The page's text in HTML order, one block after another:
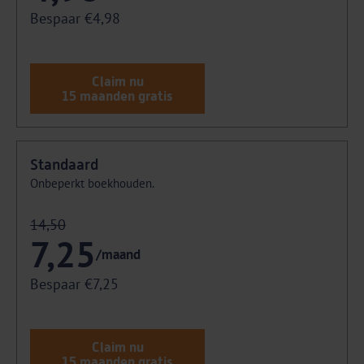
Bespaar €4,98
Claim nu
15 maanden gratis
Standaard
Onbeperkt boekhouden.
14,50
7,25/maand
Bespaar €7,25
Claim nu